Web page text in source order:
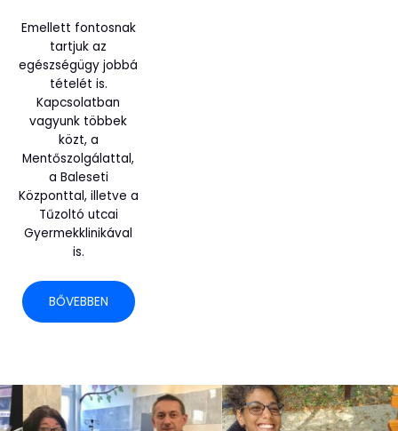
Emellett fontosnak
tartjuk az
egészségügy jobbá
tételét is.
Kapcsolatban
vagyunk többek
közt, a
Mentőszolgálattal,
a Baleseti
Központtal, illetve a
Tűzoltó utcai
Gyermekklinikával
is.
BŐVEBBEN